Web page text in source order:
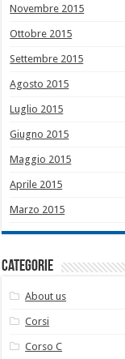
Novembre 2015
Ottobre 2015
Settembre 2015
Agosto 2015
Luglio 2015
Giugno 2015
Maggio 2015
Aprile 2015
Marzo 2015
Categorie
About us
Corsi
Corso C